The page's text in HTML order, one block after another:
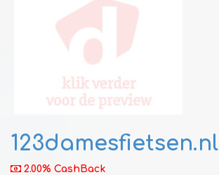
123damesfietsen.nl
2.00% CashBack